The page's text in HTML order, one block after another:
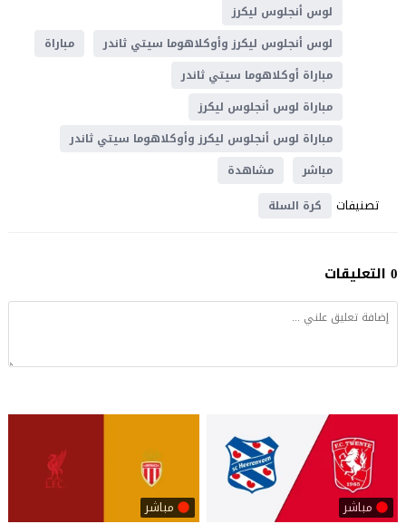
لوس أنجلوس ليكرز
لوس أنجلوس ليكرز وأوكلاهوما سيتي ثاندر
مباراة
مباراة أوكلاهوما سيتي ثاندر
مباراة لوس أنجلوس ليكرز
مباراة لوس أنجلوس ليكرز وأوكلاهوما سيتي ثاندر
مباشر
مشاهدة
تصنيفات كرة السلة
0 التعليقات
مباشر مباشر